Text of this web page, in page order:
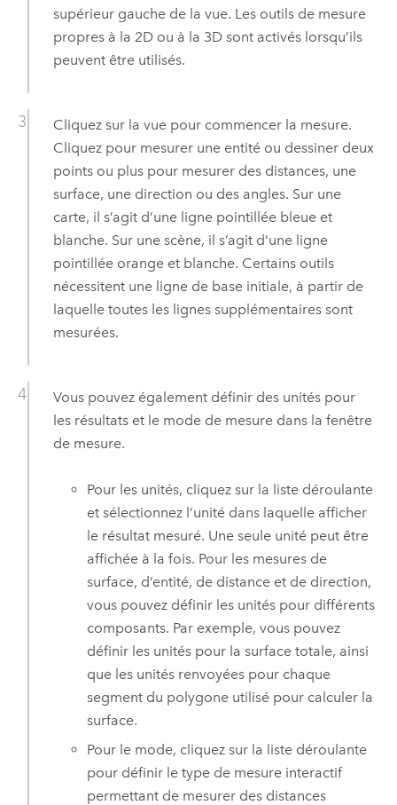
supérieur gauche de la vue. Les outils de mesure
propres à la 2D ou à la 3D sont activés lorsqu’ils
peuvent être utilisés.
Cliquez sur la vue pour commencer la mesure.
Cliquez pour mesurer une entité ou dessiner deux
points ou plus pour mesurer des distances, une
surface, une direction ou des angles. Sur une
carte, il s’agit d’une ligne pointillée bleue et
blanche. Sur une scène, il s’agit d’une ligne
pointillée orange et blanche. Certains outils
nécessitent une ligne de base initiale, à partir de
laquelle toutes les lignes supplémentaires sont
mesurées.
Vous pouvez également définir des unités pour
les résultats et le mode de mesure dans la fenêtre
de mesure.
Pour les unités, cliquez sur la liste déroulante
et sélectionnez l’unité dans laquelle afficher
le résultat mesuré. Une seule unité peut être
affichée à la fois. Pour les mesures de
surface, d’entité, de distance et de direction,
vous pouvez définir les unités pour différents
composants. Par exemple, vous pouvez
définir les unités pour la surface totale, ainsi
que les unités renvoyées pour chaque
segment du polygone utilisé pour calculer la
surface.
Pour le mode, cliquez sur la liste déroulante
pour définir le type de mesure interactif
permettant de mesurer des distances